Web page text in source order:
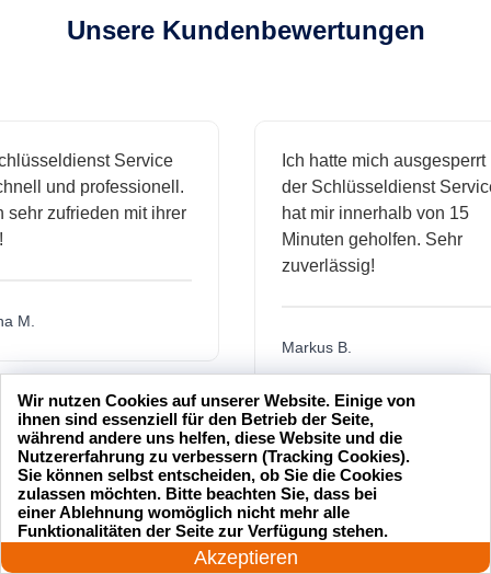
Unsere Kundenbewertungen
Service
und professionell.
zufrieden mit ihrer
Ich hatte mich ausgesperrt und
der Schlüsseldienst Service
hat mir innerhalb von 15
Minuten geholfen. Sehr
zuverlässig!
Markus B.
hat
Sehr guter Service! Der
Schlüsseldienst war freundlich
und hat mir schnell geholfen,
als ich meine Schlüssel
verloren hatte.
24 Stunden am Tag
Akzeptieren
Wir nutzen Cookies auf unserer Website. Einige von
ihnen sind essenziell für den Betrieb der Seite,
während andere uns helfen, diese Website und die
Nutzererfahrung zu verbessern (Tracking Cookies).
Sie können selbst entscheiden, ob Sie die Cookies
zulassen möchten. Bitte beachten Sie, dass bei
einer Ablehnung womöglich nicht mehr alle
Funktionalitäten der Seite zur Verfügung stehen.